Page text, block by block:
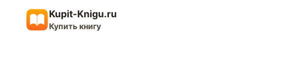
содержимому
Kupit-Knigu.ru
Купить книгу